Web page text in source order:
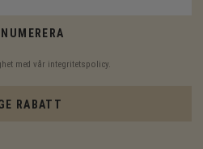
med vår integritetspolicy
RABATT